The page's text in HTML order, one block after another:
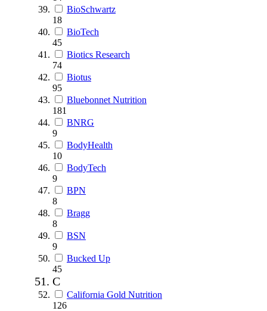
BioSchwartz
18
BioTech
45
Biotics Research
74
Biotus
95
Bluebonnet Nutrition
181
BNRG
9
BodyHealth
10
BodyTech
9
BPN
8
Bragg
8
BSN
9
Bucked Up
45
C
California Gold Nutrition
126